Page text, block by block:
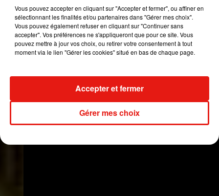
accepté ses idées. Il a convoqué toutes les
institutions de la ville et a ainsi créé la 1ère
commission de « Corsos » ».
Et depuis chaque année, le succès est au rendez-
Vous pouvez accepter en cliquant sur "Accepter et fermer", ou affiner en
sélectionnant les finalités et/ou partenaires dans "Gérer mes choix".
Vous pouvez également refuser en cliquant sur "Continuer sans
accepter". Vos préférences ne s'appliqueront que pour ce site. Vous
pouvez mettre à jour vos choix, ou retirer votre consentement à tout
moment via le lien "Gérer les cookies" situé en bas de chaque page.
Gérer mes choix
Accepter et fermer